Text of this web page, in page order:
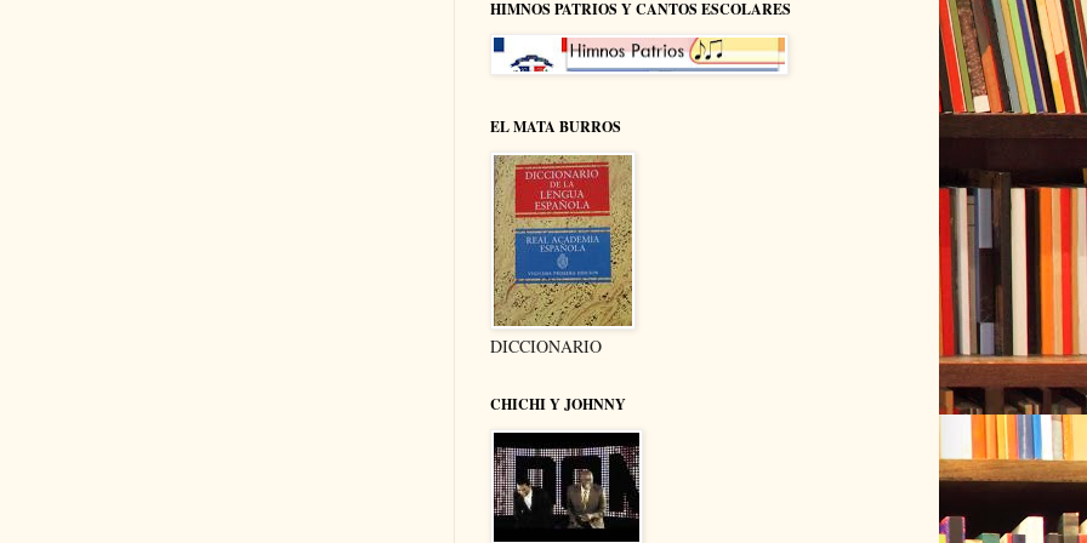
HIMNOS PATRIOS Y CANTOS ESCOLARES
EL MATA BURROS
DICCIONARIO
CHICHI Y JOHNNY